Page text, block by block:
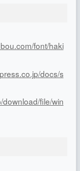
font/haki
docs/s
download/file/win